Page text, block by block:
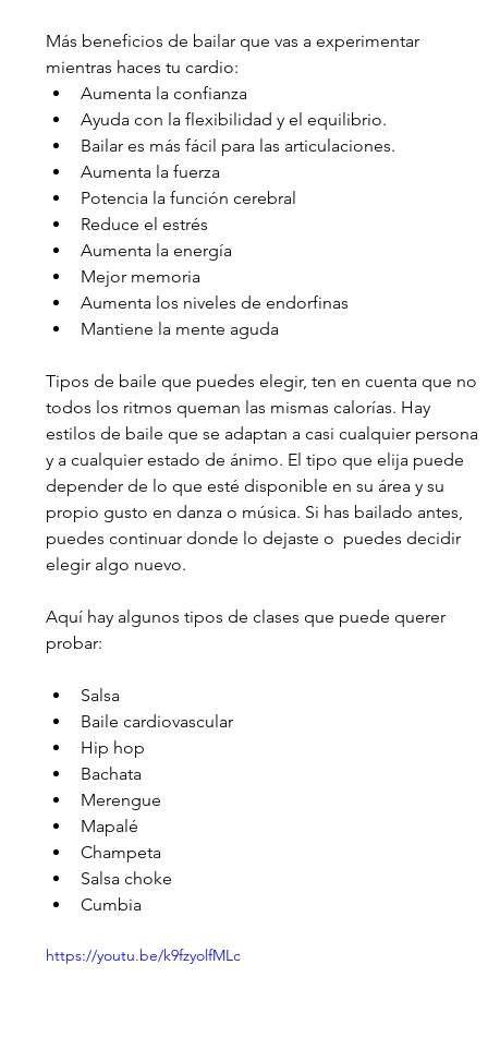
Más beneficios de bailar que vas a experimentar
mientras haces tu cardio:
Aumenta la confianza
Ayuda con la flexibilidad y el equilibrio.
Bailar es más fácil para las articulaciones.
Aumenta la fuerza
Potencia la función cerebral
Reduce el estrés
Aumenta la energía
Mejor memoria
Aumenta los niveles de endorfinas
Mantiene la mente aguda
Tipos de baile que puedes elegir, ten en cuenta que no
todos los ritmos queman las mismas calorías. Hay
estilos de baile que se adaptan a casi cualquier persona
y a cualquier estado de ánimo. El tipo que elija puede
depender de lo que esté disponible en su área y su
propio gusto en danza o música. Si has bailado antes,
puedes continuar donde lo dejaste o  puedes decidir
elegir algo nuevo.
Aquí hay algunos tipos de clases que puede querer
probar:
Salsa
Baile cardiovascular
Hip hop
Bachata
Merengue
Mapalé
Champeta
Salsa choke
Cumbia
https://youtu.be/k9fzyolfMLc